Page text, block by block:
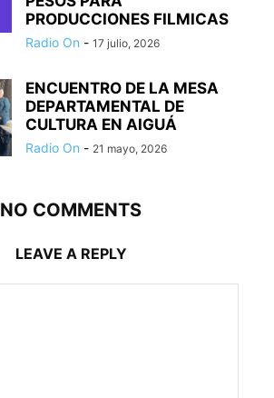
PRODUCCIONES FILMICAS
Radio On - 17 julio, 2026
ENCUENTRO DE LA MESA
DEPARTAMENTAL DE
CULTURA EN AIGUÁ
Radio On - 21 mayo, 2026
NO COMMENTS
LEAVE A REPLY